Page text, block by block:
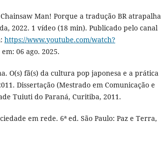
Chainsaw Man! Porque a tradução BR atrapalha
2022. 1 vídeo (18 min). Publicado pelo canal
https://www.youtube.com/watch?
em: 06 ago. 2025.
O(s) fã(s) da cultura pop japonesa e a prática
Dissertação (Mestrado em Comunicação e
Tuiuti do Paraná, Curitiba, 2011.
em rede. 6ª ed. São Paulo: Paz e Terra,